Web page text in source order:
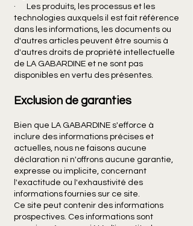
· Les produits, les processus et les
technologies auxquels il est fait référence
dans les informations, les documents ou
d'autres articles peuvent être soumis à
d'autres droits de propriété intellectuelle
de LA GABARDINE et ne sont pas
disponibles en vertu des présentes.
Exclusion de garanties
Bien que LA GABARDINE s'efforce à
inclure des informations précises et
actuelles, nous ne faisons aucune
déclaration ni n'offrons aucune garantie,
expresse ou implicite, concernant
l'exactitude ou l'exhaustivité des
informations fournies sur ce site.
Ce site peut contenir des informations
prospectives. Ces informations sont